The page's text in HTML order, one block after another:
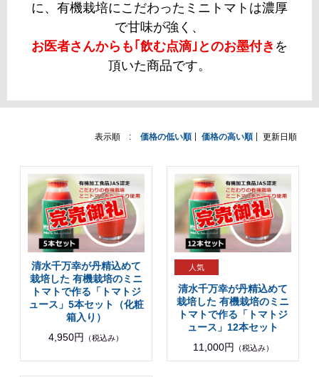
に、有機栽培にこだわったミニトマトは濃厚
で甘味が強く、
お医者さんからも｢飲む点滴｣とのお墨付き を
頂いた商品です。
表示順 : 価格の低い順 価格の高い順 更新日順
清水千万幸が丹精込めて
栽培した 有機栽培のミニ
トマトで作る「トマトジ
ュース」5本セット（化粧
箱入り）
4,950円
（税込み）
清水千万幸が丹精込めて
栽培した 有機栽培のミニ
トマトで作る「トマトジ
ュース」12本セット
11,000円
（税込み）